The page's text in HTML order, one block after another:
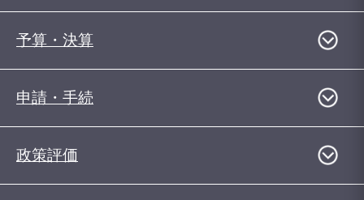
予算・決算
申請・手続
政策評価